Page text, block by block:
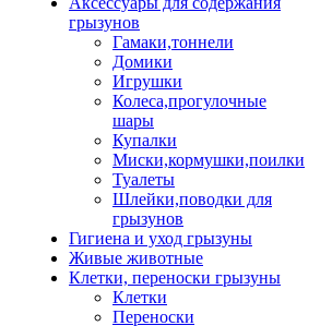
грызунов
Гамаки,тоннели
Домики
Игрушки
Колеса,прогулочные
шары
Купалки
Миски,кормушки,поилки
Туалеты
Шлейки,поводки для
грызунов
Гигиена и уход грызуны
Живые животные
Клетки, переноски грызуны
Клетки
Переноски